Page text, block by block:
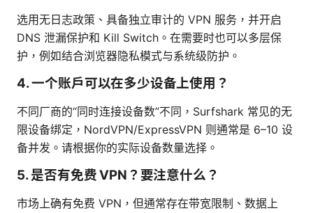
选用无日志政策、具备独立审计的 VPN 服务，并开启
DNS 泄漏保护和 Kill Switch。在需要时也可以多层保
护，例如结合浏览器隐私模式与系统级防护。
4. 一个账户可以在多少设备上使用？
不同厂商的“同时连接设备数”不同，Surfshark 常见的无
限设备绑定，NordVPN/ExpressVPN 则通常是 6–10 设
备并发。请根据你的实际设备数量选择。
5. 是否有免费 VPN？要注意什么？
市场上确有免费 VPN，但通常存在带宽限制、数据上